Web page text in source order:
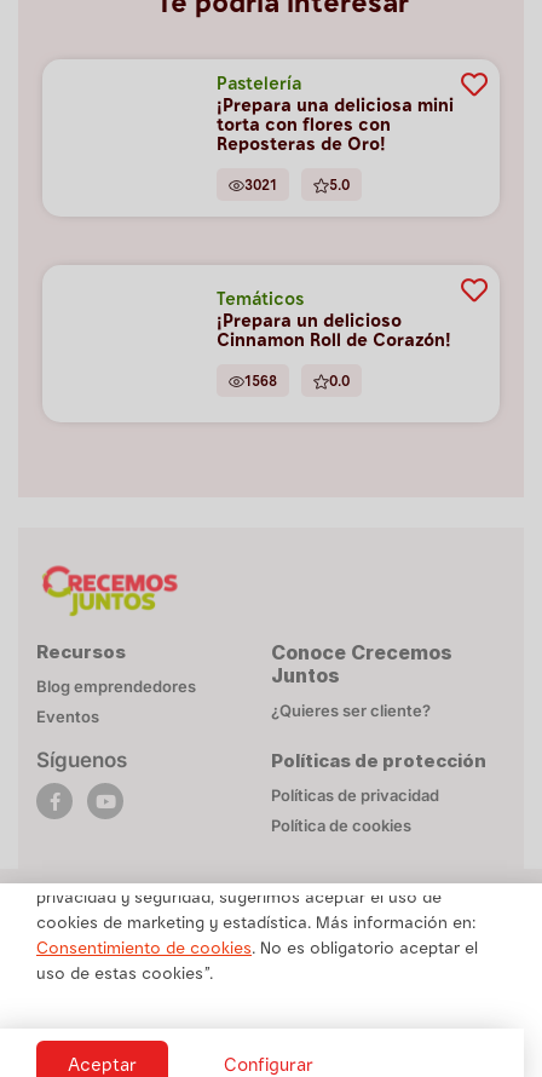
Te podría interesar
Pastelería
¡Prepara una deliciosa mini
torta con flores con
Reposteras de Oro!
3021 5.0
Temáticos
¡Prepara un delicioso
Cinnamon Roll de Corazón!
1568 0.0
Recursos
Blog emprendedores
Eventos
Síguenos
Conoce Crecemos
Juntos
¿Quieres ser cliente?
Políticas de protección
Políticas de privacidad
Política de cookies
Una marca de Alicorp
Todos los derechos reservados
POLÍTICA DE COOKIES
Esta página web utiliza cookies necesarias para su
privacidad y seguridad, sugerimos aceptar el uso de
cookies de marketing y estadística. Más información en:
Consentimiento de cookies. No es obligatorio aceptar el
uso de estas cookies”.
Cookies
Aceptar Configurar